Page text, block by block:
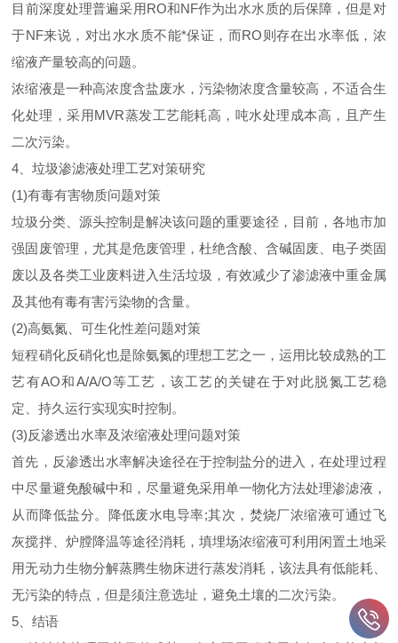
目前深度处理普遍采用RO和NF作为出水水质的后保障，但是对
于NF来说，对出水水质不能*保证，而RO则存在出水率低，浓
缩液产量较高的问题。
浓缩液是一种高浓度含盐废水，污染物浓度含量较高，不适合生
化处理，采用MVR蒸发工艺能耗高，吨水处理成本高，且产生
二次污染。
4、垃圾渗滤液处理工艺对策研究
(1)有毒有害物质问题对策
垃圾分类、源头控制是解决该问题的重要途径，目前，各地市加
强固废管理，尤其是危废管理，杜绝含酸、含碱固废、电子类固
废以及各类工业废料进入生活垃圾，有效减少了渗滤液中重金属
及其他有毒有害污染物的含量。
(2)高氨氮、可生化性差问题对策
短程硝化反硝化也是除氨氮的理想工艺之一，运用比较成熟的工
艺有AO和A/A/O等工艺，该工艺的关键在于对此脱氮工艺稳
定、持久运行实现实时控制。
(3)反渗透出水率及浓缩液处理问题对策
首先，反渗透出水率解决途径在于控制盐分的进入，在处理过程
中尽量避免酸碱中和，尽量避免采用单一物化方法处理渗滤液，
从而降低盐分。降低废水电导率;其次，焚烧厂浓缩液可通过飞
灰搅拌、炉膛降温等途径消耗，填埋场浓缩液可利用闲置土地采
用无动力生物分解蒸腾生物床进行蒸发消耗，该法具有低能耗、
无污染的特点，但是须注意选址，避免土壤的二次污染。
5、结语